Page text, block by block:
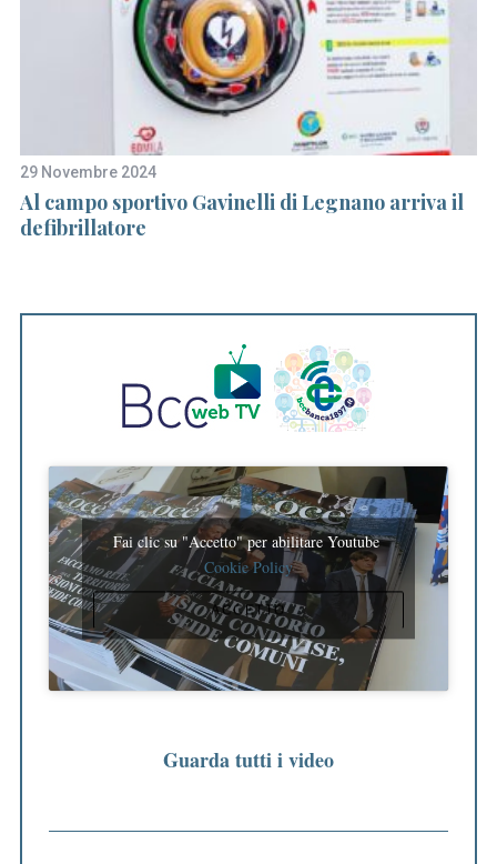
29 Novembre 2024
Al campo sportivo Gavinelli di Legnano arriva il
defibrillatore
Fai clic su "Accetto" per abilitare Youtube
Cookie Policy
ACCETTO
Guarda tutti i video